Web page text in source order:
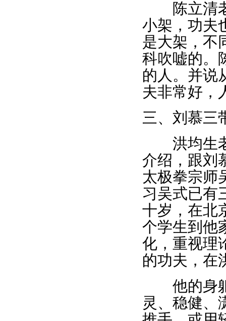
陈立清老
小架，功夫
是大架，不
科吹嘘的。
的人。并说
夫非常好，
三、刘慕三
洪均生老
介绍，跟刘
太极拳宗师
习吴式已有
十岁，在北
个学生到他
化，重视理
的功夫，在
他的身躯
灵、稳健、